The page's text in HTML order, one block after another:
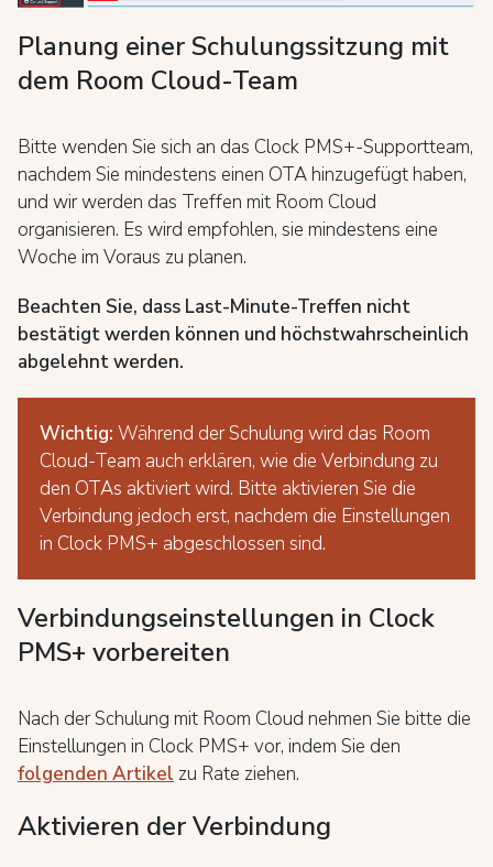
Planung einer Schulungssitzung mit
dem Room Cloud-Team
Bitte wenden Sie sich an das Clock PMS+-Supportteam,
nachdem Sie mindestens einen OTA hinzugefügt haben,
und wir werden das Treffen mit Room Cloud
organisieren. Es wird empfohlen, sie mindestens eine
Woche im Voraus zu planen.
Beachten Sie, dass Last-Minute-Treffen nicht
bestätigt werden können und höchstwahrscheinlich
abgelehnt werden.
Wichtig: Während der Schulung wird das Room
Cloud-Team auch erklären, wie die Verbindung zu
den OTAs aktiviert wird. Bitte aktivieren Sie die
Verbindung jedoch erst, nachdem die Einstellungen
in Clock PMS+ abgeschlossen sind.
Verbindungseinstellungen in Clock
PMS+ vorbereiten
Nach der Schulung mit Room Cloud nehmen Sie bitte die
Einstellungen in Clock PMS+ vor, indem Sie den
folgenden Artikel zu Rate ziehen.
Aktivieren der Verbindung